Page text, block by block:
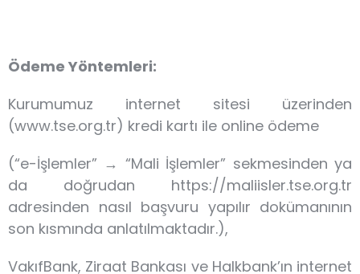
Ödeme Yöntemleri:
Kurumumuz internet sitesi üzerinden
(www.tse.org.tr) kredi kartı ile online ödeme
(“e-İşlemler” → “Mali İşlemler” sekmesinden ya
da doğrudan https://maliisler.tse.org.tr
adresinden nasıl başvuru yapılır dokümanının
son kısmında anlatılmaktadır.),
VakıfBank, Ziraat Bankası ve Halkbank’ın internet